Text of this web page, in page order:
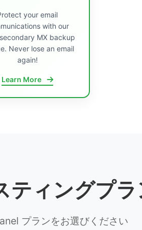
your email
with our
secondary MX backup
Never lose an email
again!
Learn More
ティングプラ
プランをお選びください